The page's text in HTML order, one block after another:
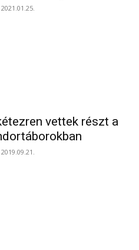
2021.01.25.
vettek részt a
2019.09.21.